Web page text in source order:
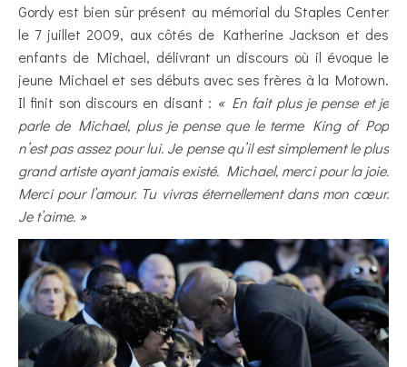
Gordy est bien sûr présent au mémorial du Staples Center
le 7 juillet 2009, aux côtés de Katherine Jackson et des
enfants de Michael, délivrant un discours où il évoque le
jeune Michael et ses débuts avec ses frères à la Motown.
Il finit son discours en disant : « En fait plus je pense et je
parle de Michael, plus je pense que le terme King of Pop
n’est pas assez pour lui. Je pense qu’il est simplement le plus
grand artiste ayant jamais existé. Michael, merci pour la joie.
Merci pour l’amour. Tu vivras éternellement dans mon cœur.
Je t’aime. »